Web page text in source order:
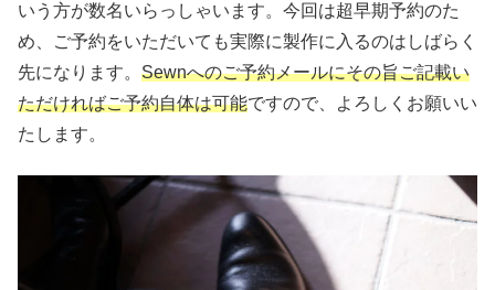
いう方が数名いらっしゃいます。今回は超早期予約のた
め、ご予約をいただいても実際に製作に入るのはしばらく
先になります。 Sewnへのご予約メールにその旨ご記載い
ただければご予約自体は可能ですので、よろしくお願いい
たします。